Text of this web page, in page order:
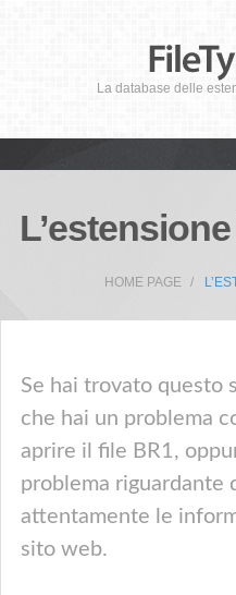
La database delle
HOME PAGE
Se hai trovato questo
che hai un problema
aprire il file BR1,
problema riguardante
attentamente le
sito web.